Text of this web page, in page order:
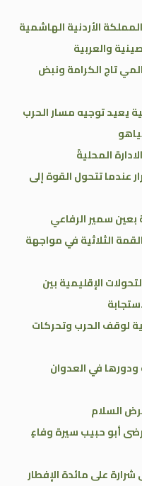
الأردنية الهاشمية
والعربية
تاج الكرامة ونبض
يعيد توجيه مسار الحرب
المحليةً
عندما تتحول القوة إلى
بعين سمير الرفاعي
الثلاثية في مواجهة
الإقليمية بين
لوقف الحرب وتحركات
ودورها في العدوان
السلام
أبو حبيب سيرة وفاءٍ
على مائدة الإفطار